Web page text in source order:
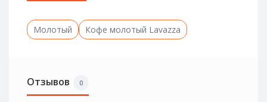
Молотый Кофе молотый Lavazza
Отзывов 0